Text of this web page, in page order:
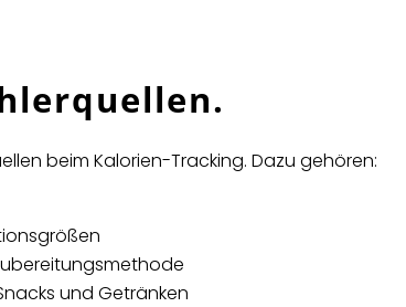
beim Kalorien-Tracking. Dazu gehören:
und Getränken